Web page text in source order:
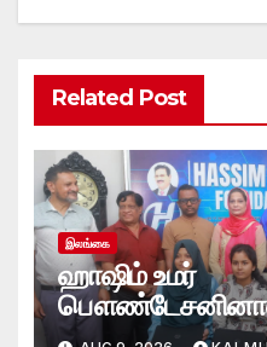
Related Post
இலங்கை
ஹாஷிம் உமர்